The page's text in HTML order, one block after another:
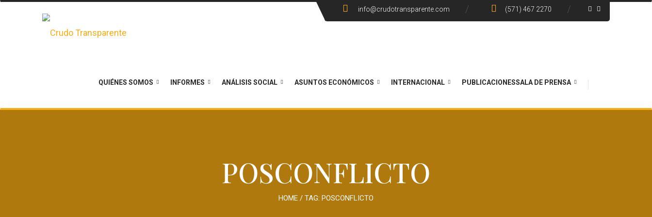
info@crudotransparente.com (571) 467 2270
QUIÉNES SOMOS INFORMES ANÁLISIS SOCIAL ASUNTOS ECONÓMICOS INTERNACIONAL PUBLICACIONESSALA DE PRENSA
POSCONFLICTO
HOME / TAG: POSCONFLICTO